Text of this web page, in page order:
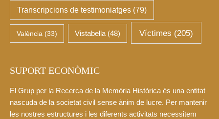
Transcripcions de testimoniatges (79)
València (33) Vistabella(48) Víctimes (205)
SUPORT ECONÒMIC
El Grup per la Recerca de la Memòria Històrica és una entitat
nascuda de la societat civil sense ànim de lucre. Per mantenir
les nostres estructures i les diferents activitats necessitem